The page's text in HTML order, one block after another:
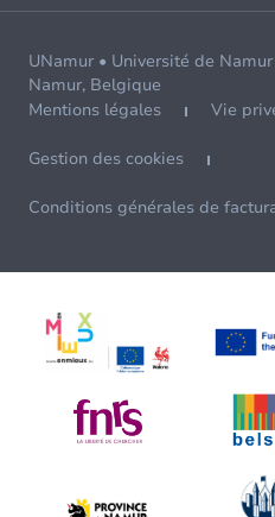
UNamur • Université de
Namur, Belgique
Mentions légales
Vie
Gestion des cookies
Conditions générales de